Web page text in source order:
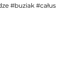
#buziak #całus